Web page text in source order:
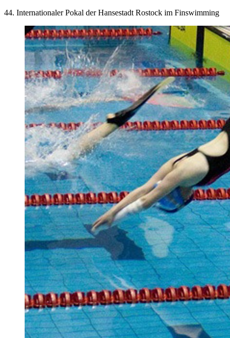
44. Internationaler Pokal der Hansestadt Rostock im Finswimming